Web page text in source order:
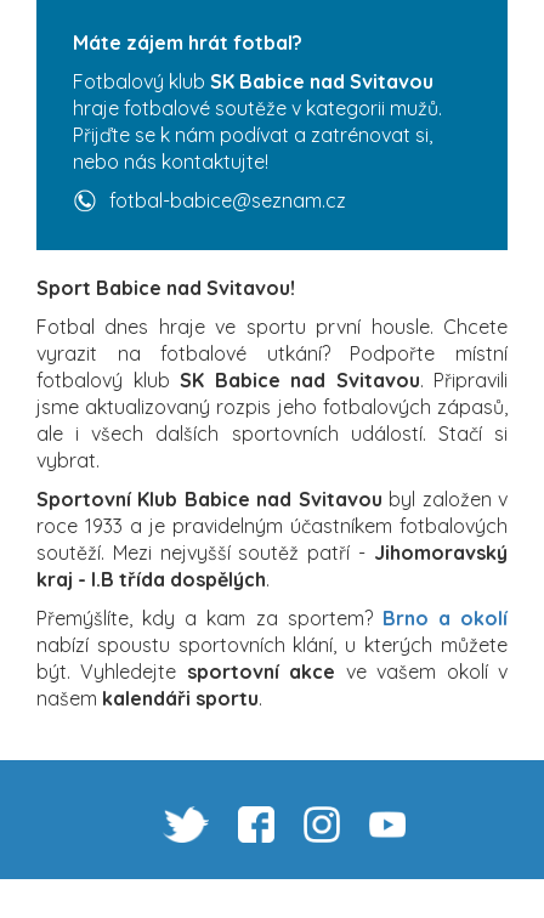
Máte zájem hrát fotbal?
Fotbalový klub SK Babice nad Svitavou
hraje fotbalové soutěže v kategorii mužů.
Přijďte se k nám podívat a zatrénovat si,
nebo nás kontaktujte!
fotbal-babice@seznam.cz
Sport Babice nad Svitavou!
Fotbal dnes hraje ve sportu první housle. Chcete
vyrazit na fotbalové utkání? Podpořte místní
fotbalový klub SK Babice nad Svitavou. Připravili
jsme aktualizovaný rozpis jeho fotbalových zápasů,
ale i všech dalších sportovních událostí. Stačí si
vybrat.
Sportovní Klub Babice nad Svitavou byl založen v
roce 1933 a je pravidelným účastníkem fotbalových
soutěží. Mezi nejvyšší soutěž patří - Jihomoravský
kraj - I.B třída dospělých.
Přemýšlíte, kdy a kam za sportem? Brno a okolí
nabízí spoustu sportovních klání, u kterých můžete
být. Vyhledejte sportovní akce ve vašem okolí v
našem kalendáři sportu.